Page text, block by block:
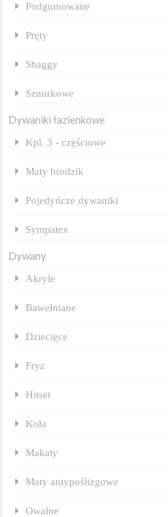
Podgumowane
Pręty
Shaggy
Sznurkowe
Dywaniki łazienkowe
Kpl. 3 - częściowe
Maty brodzik
Pojedyńcze dywaniki
Sympatex
Dywany
Akryle
Bawełniane
Dziecięce
Fryz
Hitset
Koła
Makaty
Maty antypoślizgowe
Owalne